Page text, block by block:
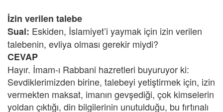
İzin verilen talebe
Sual: Eskiden, İslamiyet’i yaymak için izin verilen
talebenin, evliya olması gerekir miydi?
CEVAP
Hayır. İmam-ı Rabbani hazretleri buyuruyor ki:
Sevdiklerimizden birine, talebeyi yetiştirmek için, izin
vermekten maksat, imanın gevşediği, çok kimselerin
yoldan çıktığı, din bilgilerinin unutulduğu, bu fırtınalı